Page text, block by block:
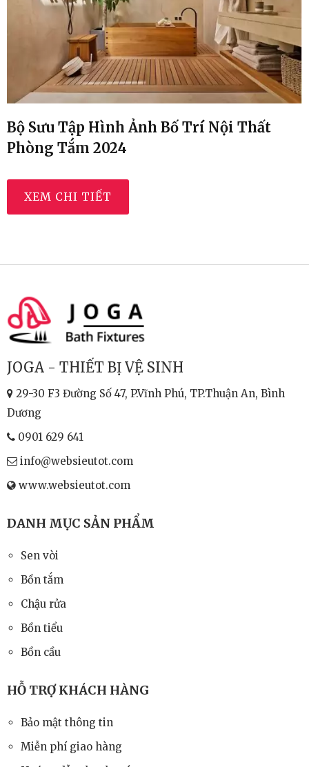
Bố Trí Nội Thất
Bộ Sưu Tập Hình
JOGA - THIẾT BỊ VỆ SINH
29-30 F3 Đường Số 47, P.Vĩnh Phú, TP.Thuận An, Bình
Dương
0901 629 641
info@websieutot.com
www.websieutot.com
DANH MỤC SẢN PHẨM
Sen vòi
Bồn tắm
Chậu rửa
Bồn tiểu
Bồn cầu
HỖ TRỢ KHÁCH HÀNG
Bảo mật thông tin
Miễn phí giao hàng